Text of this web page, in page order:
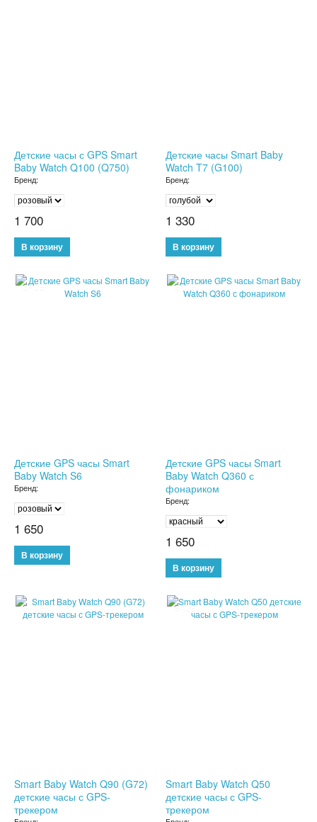
СРЕДСТВА ДЛЯ ПОХУДЕНИЯ
ТРЕНАЖЕРЫ
ХОЗТОВАРЫ
ТОВАРЫ ДЛЯ КУХНИ
ОХЛАЖДАЮЩИЕ СТАКАНЫ
ШЛАНГИ XHOSE
БУТЫЛКИ ДЛЯ ВОДЫ
ЛАНЧ БОКСЫ ДЛЯ ЕДЫ
ШЕЙКЕРЫ
АНТИБЛИКОВЫЕ ОЧКИ
АНТИДОЖДЬ
Детские часы с GPS Smart
Baby Watch Q100 (Q750)
Бренд:
1 700
Детские часы Smart Baby
Watch T7 (G100)
Бренд:
1 330
SALE
Детские GPS часы Smart
Baby Watch S6
Бренд:
1 650
SALE
Детские GPS часы Smart
Baby Watch Q360 с
фонариком
Бренд:
1 650
SALE
Smart Baby Watch Q90 (G72)
детские часы с GPS-
трекером
SALE
Smart Baby Watch Q50
детские часы с GPS-
трекером